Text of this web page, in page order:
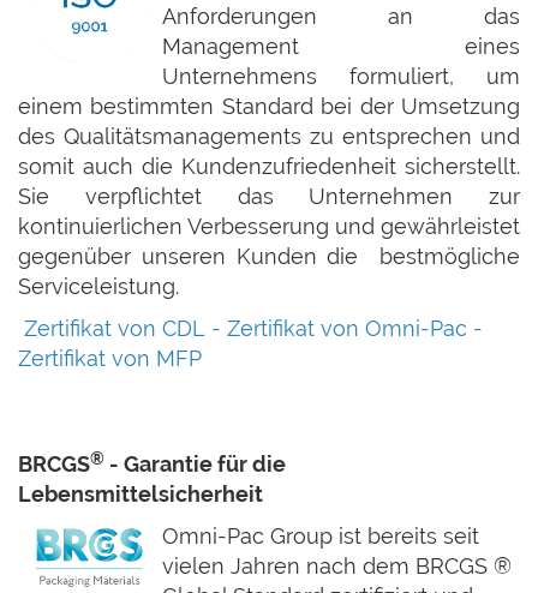
Anforderungen an das
Management eines
Unternehmens formuliert, um
einem bestimmten Standard bei der Umsetzung
des Qualitätsmanagements zu entsprechen und
somit auch die Kundenzufriedenheit sicherstellt.
Sie verpflichtet das Unternehmen zur
kontinuierlichen Verbesserung und gewährleistet
gegenüber unseren Kunden die bestmögliche
Serviceleistung.
Zertifikat von CDL - Zertifikat von Omni-Pac -
Zertifikat von MFP
BRCGS® - Garantie für die
Lebensmittelsicherheit
Omni-Pac Group ist bereits seit
vielen Jahren nach dem BRCGS ®